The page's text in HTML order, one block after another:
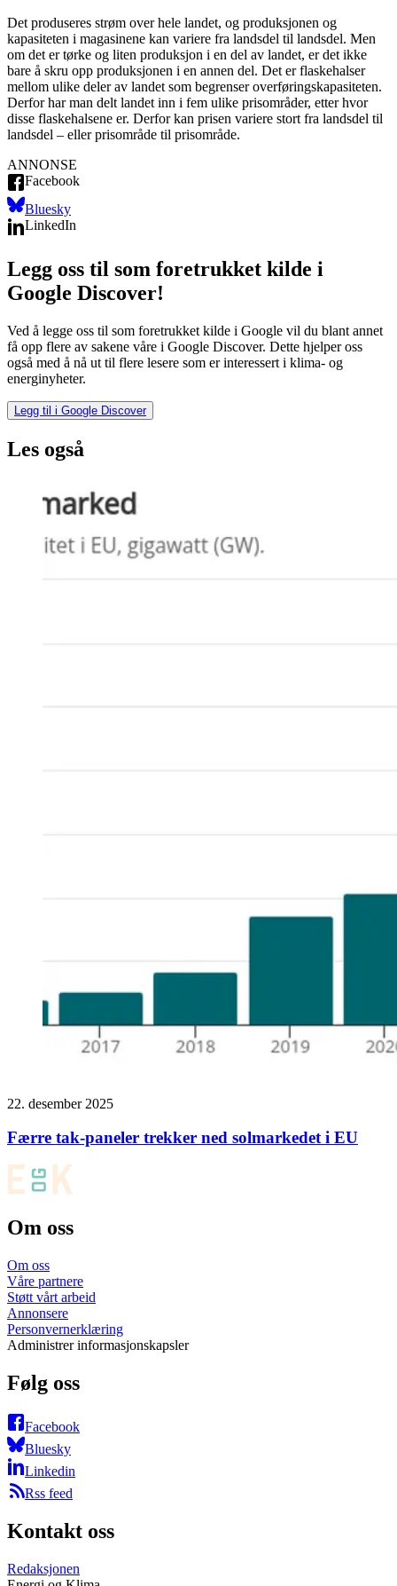
Det produseres strøm over hele landet, og produksjonen og
kapasiteten i magasinene kan variere fra landsdel til landsdel. Men
om det er tørke og liten produksjon i en del av landet, er det ikke
bare å skru opp produksjonen i en annen del. Det er flaskehalser
mellom ulike deler av landet som begrenser overføringskapasiteten.
Derfor har man delt landet inn i fem ulike prisområder, etter hvor
disse flaskehalsene er. Derfor kan prisen variere stort fra landsdel til
landsdel – eller prisområde til prisområde.
ANNONSE
Facebook
Bluesky
LinkedIn
Legg oss til som foretrukket kilde i
Google Discover!
Ved å legge oss til som foretrukket kilde i Google vil du blant annet
få opp flere av sakene våre i Google Discover. Dette hjelper oss
også med å nå ut til flere lesere som er interessert i klima- og
energinyheter.
Legg til i Google Discover
Les også
22. desember 2025
Færre tak-paneler trekker ned solmarkedet i EU
Om oss
Om oss
Våre partnere
Støtt vårt arbeid
Annonsere
Personvernerklæring
Administrer informasjonskapsler
Følg oss
Facebook
Bluesky
Linkedin
Rss feed
Kontakt oss
Redaksjonen